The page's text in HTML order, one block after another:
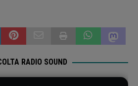
RADIO SOUND